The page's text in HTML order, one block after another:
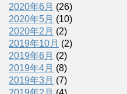
2020年6月 (26)
2020年5月 (10)
2020年2月 (2)
2019年10月 (2)
2019年6月 (2)
2019年4月 (8)
2019年3月 (7)